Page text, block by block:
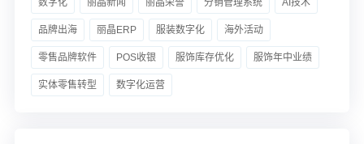
数字化 丽晶新闻 丽晶荣誉 分销管理系统 AI技术
品牌出海 丽晶ERP 服装数字化 海外活动
零售品牌软件 POS收银 服饰库存优化 服饰年中业绩
实体零售转型 数字化运营